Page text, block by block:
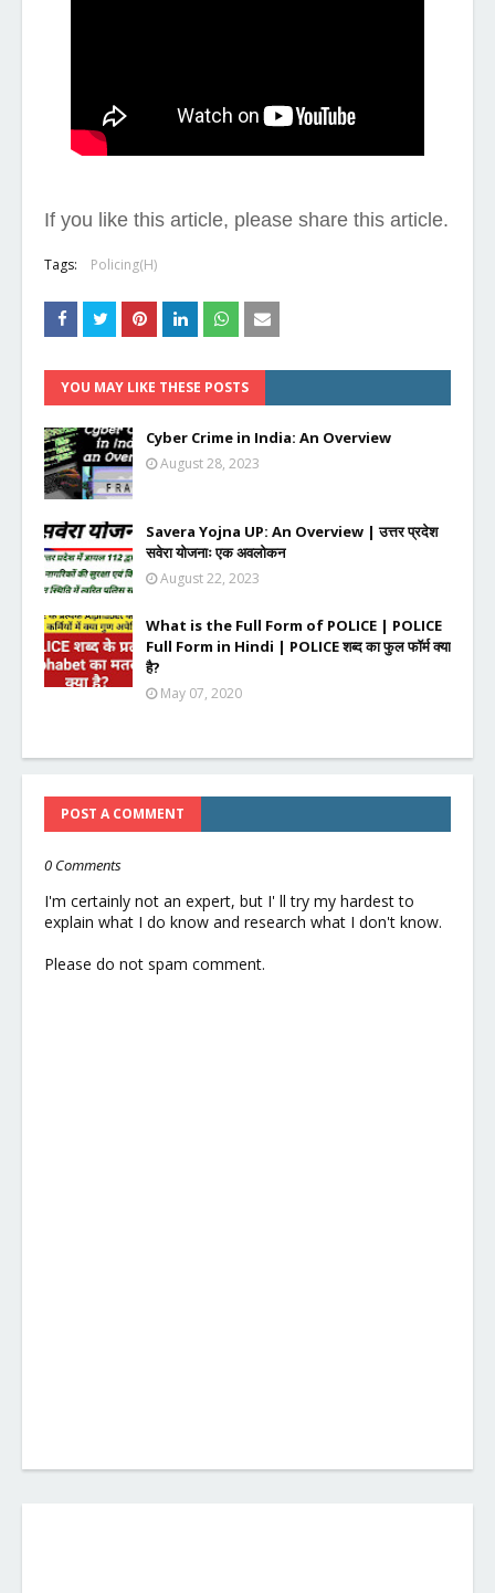
If you like this article, please share this article.
Tags: Policing(H)
YOU MAY LIKE THESE POSTS
Cyber Crime in India: An Overview
August 28, 2023
Savera Yojna UP: An Overview | उत्तर प्रदेश
सवेरा योजनाः एक अवलोकन
August 22, 2023
What is the Full Form of POLICE | POLICE
Full Form in Hindi | POLICE शब्द का फुल फॉर्म क्या
है?
May 07, 2020
POST A COMMENT
0 Comments
I'm certainly not an expert, but I' ll try my hardest to
explain what I do know and research what I don't know.
Please do not spam comment.